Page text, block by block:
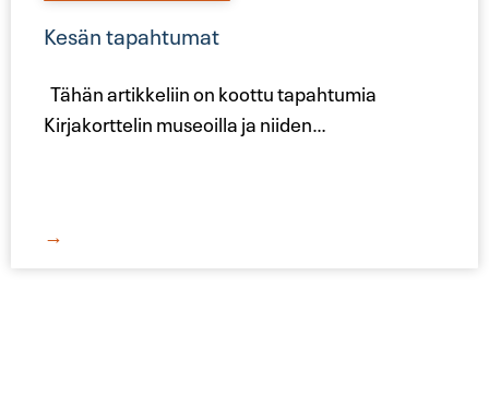
Kesän tapahtumat
Tähän artikkeliin on koottu tapahtumia
Kirjakorttelin museoilla ja niiden
→